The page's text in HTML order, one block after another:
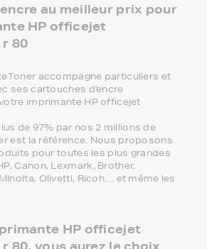
au meilleur prix pour
HP officejet
80
accompagne particuliers et
ses cartouches d'encre
imprimante HP officejet
de 97% par nos 2 millions de
est la référence. Nous proposons
pour toutes les plus grandes
Canon, Lexmark, Brother,
Olivetti, Ricoh.... et même les
HP officejet
80, vous aurez le choix